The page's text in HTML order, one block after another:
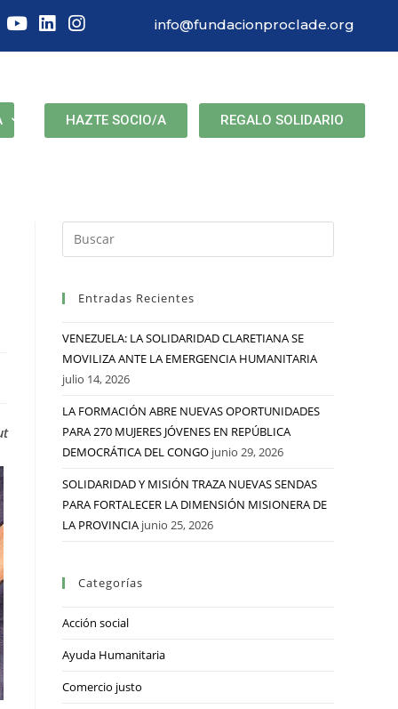
info@fundacionproclade.org
HAZTE SOCIO/A REGALO SOLIDARIO
Entradas Recientes
VENEZUELA: LA SOLIDARIDAD CLARETIANA SE
MOVILIZA ANTE LA EMERGENCIA HUMANITARIA
julio 14, 2026
LA FORMACIÓN ABRE NUEVAS OPORTUNIDADES
PARA 270 MUJERES JÓVENES EN REPÚBLICA
DEMOCRÁTICA DEL CONGO junio 29, 2026
SOLIDARIDAD Y MISIÓN TRAZA NUEVAS SENDAS
PARA FORTALECER LA DIMENSIÓN MISIONERA DE
LA PROVINCIA junio 25, 2026
Categorías
Acción social
Ayuda Humanitaria
Comercio justo